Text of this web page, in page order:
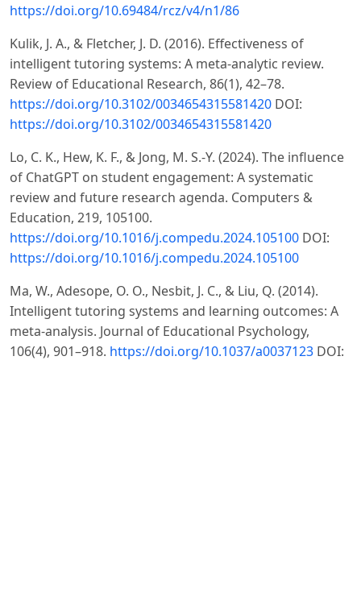
https://doi.org/10.69484/rcz/v4/n1/86
Kulik, J. A., & Fletcher, J. D. (2016). Effectiveness of
intelligent tutoring systems: A meta-analytic review.
Review of Educational Research, 86(1), 42–78.
https://doi.org/10.3102/0034654315581420 DOI:
https://doi.org/10.3102/0034654315581420
Lo, C. K., Hew, K. F., & Jong, M. S.-Y. (2024). The influence
of ChatGPT on student engagement: A systematic
review and future research agenda. Computers &
Education, 219, 105100.
https://doi.org/10.1016/j.compedu.2024.105100 DOI:
https://doi.org/10.1016/j.compedu.2024.105100
Ma, W., Adesope, O. O., Nesbit, J. C., & Liu, Q. (2014).
Intelligent tutoring systems and learning outcomes: A
meta-analysis. Journal of Educational Psychology,
106(4), 901–918. https://doi.org/10.1037/a0037123 DOI: